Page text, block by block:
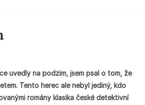
uvedly na podzim, jsem psal o tom, že
Tento herec ale nebyl jediný, kdo
romány klasika české detektivní